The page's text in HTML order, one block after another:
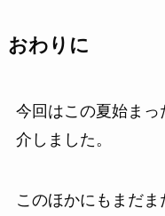
おわりに
今回はこの夏始ま
介しました。
このほかにもまだ